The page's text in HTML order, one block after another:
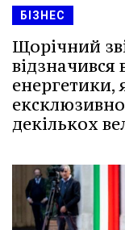
БІЗНЕС
Щорічний
відзначився
енергетики,
декількох